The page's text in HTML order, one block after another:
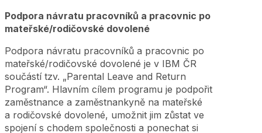
Podpora návratu pracovníků a pracovnic po
mateřské/rodičovské dovolené
Podpora návratu pracovníků a pracovnic po
mateřské/rodičovské dovolené je v IBM ČR
součástí tzv. „Parental Leave and Return
Program“. Hlavním cílem programu je podpořit
zaměstnance a zaměstnankyně na mateřské
a rodičovské dovolené, umožnit jim zůstat ve
spojení s chodem společnosti a ponechat si